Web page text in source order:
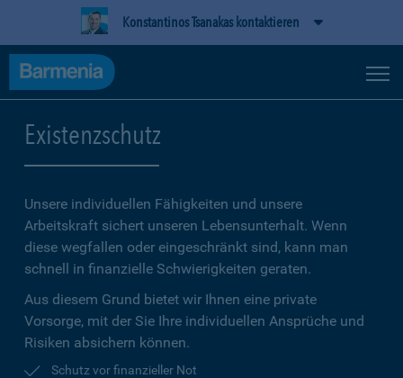
Konstantinos Tsanakas kontaktieren
Existenzschutz
Unsere individuellen Fähigkeiten und unsere
Arbeitskraft sichert unseren Lebensunterhalt. Wenn
diese wegfallen oder eingeschränkt sind, kann man
schnell in finanzielle Schwierigkeiten geraten.
Aus diesem Grund bietet wir Ihnen eine private
Vorsorge, mit der Sie Ihre individuellen Ansprüche und
Risiken absichern können.
Schutz vor finanzieller Not